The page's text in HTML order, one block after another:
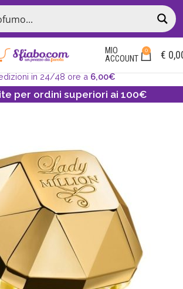
MIO
ACCOUNT
0 €
in 24/48 ore a6,00€
per ordini superiori ai 100€